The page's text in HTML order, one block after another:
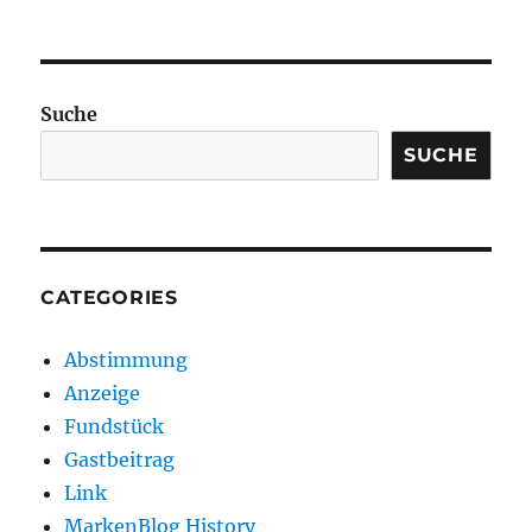
Suche
SUCHE
CATEGORIES
Abstimmung
Anzeige
Fundstück
Gastbeitrag
Link
MarkenBlog History